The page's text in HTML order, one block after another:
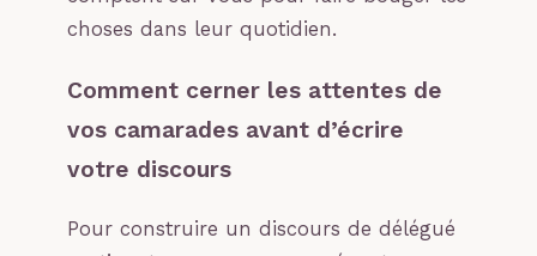
choses dans leur quotidien.
Comment cerner les attentes de
vos camarades avant d’écrire
votre discours
Pour construire un discours de délégué